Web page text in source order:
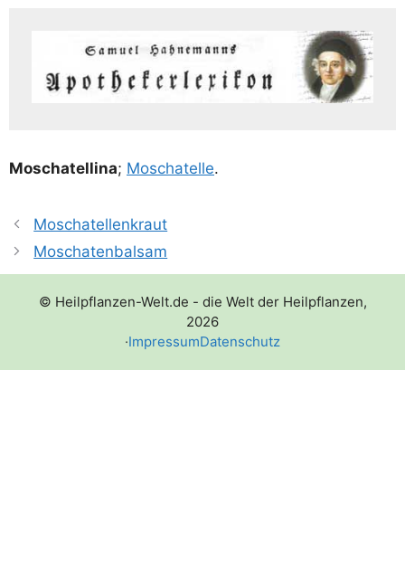
Moschatel­li­na; Moschatel­le.
Moschatellenkraut
Moschatenbalsam
© Heilpflanzen-Welt.de - die Welt der Heilpflanzen,
2026
·ImpressumDatenschutz